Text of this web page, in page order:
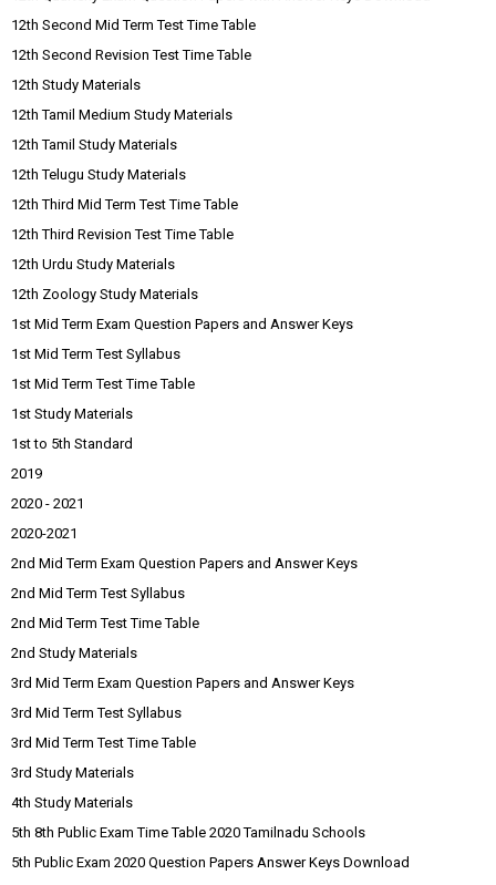
12th Second Mid Term Test Time Table
12th Second Revision Test Time Table
12th Study Materials
12th Tamil Medium Study Materials
12th Tamil Study Materials
12th Telugu Study Materials
12th Third Mid Term Test Time Table
12th Third Revision Test Time Table
12th Urdu Study Materials
12th Zoology Study Materials
1st Mid Term Exam Question Papers and Answer Keys
1st Mid Term Test Syllabus
1st Mid Term Test Time Table
1st Study Materials
1st to 5th Standard
2019
2020 - 2021
2020-2021
2nd Mid Term Exam Question Papers and Answer Keys
2nd Mid Term Test Syllabus
2nd Mid Term Test Time Table
2nd Study Materials
3rd Mid Term Exam Question Papers and Answer Keys
3rd Mid Term Test Syllabus
3rd Mid Term Test Time Table
3rd Study Materials
4th Study Materials
5th 8th Public Exam Time Table 2020 Tamilnadu Schools
5th Public Exam 2020 Question Papers Answer Keys Download